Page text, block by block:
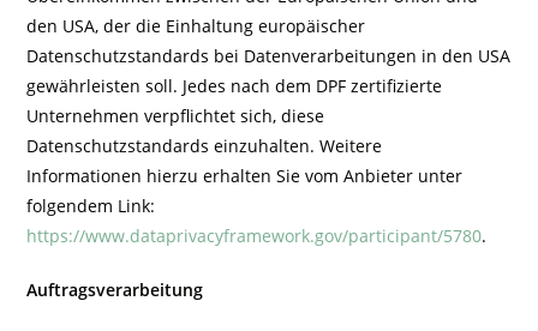
den USA, der die Einhaltung europäischer
Datenschutzstandards bei Datenverarbeitungen in den USA
gewährleisten soll. Jedes nach dem DPF zertifizierte
Unternehmen verpflichtet sich, diese
Datenschutzstandards einzuhalten. Weitere
Informationen hierzu erhalten Sie vom Anbieter unter
folgendem Link:
https://www.dataprivacyframework.gov/participant/5780.
Auftragsverarbeitung